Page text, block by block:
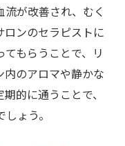
が改善され、むく
ロンのセラピストに
もらうことで、リ
内のアロマや静かな
的に通うことで、
ょう。